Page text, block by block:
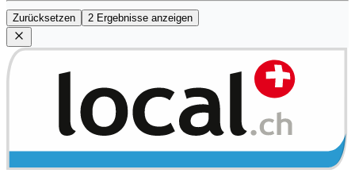
Zurücksetzen 2 Ergebnisse anzeigen